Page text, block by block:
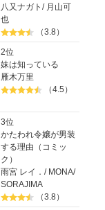
八又ナガト / 月山可
也
（3.8）
2位
妹は知っている
雁木万里
（4.5）
3位
かたわれ令嬢が男装
する理由（コミッ
ク）
雨宮 レイ． / MONA/
SORAJIMA
（3.8）